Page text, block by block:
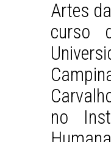
Artes
curso
no